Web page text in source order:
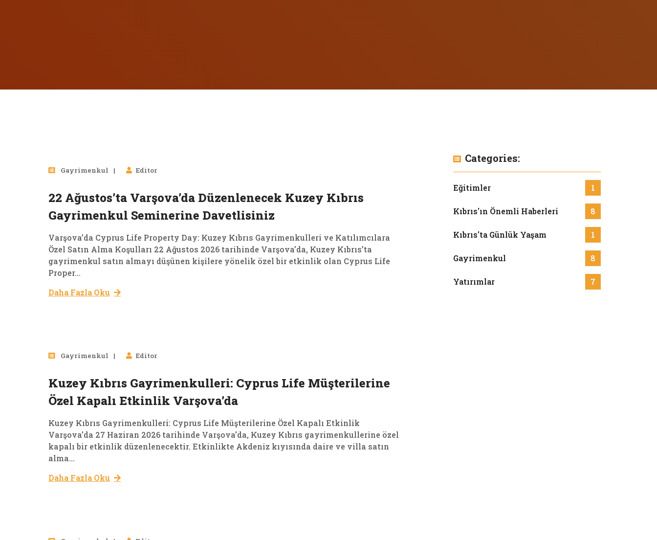
Ağu, 2026
Gayrimenkul Editor
22 Ağustos’ta Varşova’da Düzenlenecek Kuzey Kıbrıs
Gayrimenkul Seminerine Davetlisiniz
Varşova’da Cyprus Life Property Day: Kuzey Kıbrıs Gayrimenkulleri ve Katılımcılara
Özel Satın Alma Koşulları 22 Ağustos 2026 tarihinde Varşova’da, Kuzey Kıbrıs’ta
gayrimenkul satın almayı düşünen kişilere yönelik özel bir etkinlik olan Cyprus Life
Proper...
Daha Fazla Oku
Haz, 2026
Gayrimenkul Editor
Kuzey Kıbrıs Gayrimenkulleri: Cyprus Life Müşterilerine
Özel Kapalı Etkinlik Varşova’da
Kuzey Kıbrıs Gayrimenkulleri: Cyprus Life Müşterilerine Özel Kapalı Etkinlik
Varşova’da 27 Haziran 2026 tarihinde Varşova’da, Kuzey Kıbrıs gayrimenkullerine özel
kapalı bir etkinlik düzenlenecektir. Etkinlikte Akdeniz kıyısında daire ve villa satın
alma...
Daha Fazla Oku
Categories:
Eğitimler 1
Kıbrıs'ın Önemli Haberleri 8
Kıbrıs'ta Günlük Yaşam 1
Gayrimenkul 8
Yatırımlar 7